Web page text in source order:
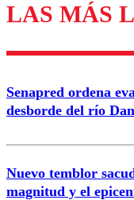
Los
Correo
LAS MÁS
Senapred ordena
desborde del río
Nuevo temblor
magnitud y el